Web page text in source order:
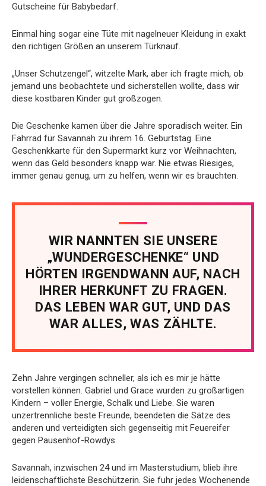
Gutscheine für Babybedarf.
Einmal hing sogar eine Tüte mit nagelneuer Kleidung in exakt
den richtigen Größen an unserem Türknauf.
„Unser Schutzengel“, witzelte Mark, aber ich fragte mich, ob
jemand uns beobachtete und sicherstellen wollte, dass wir
diese kostbaren Kinder gut großzogen.
Die Geschenke kamen über die Jahre sporadisch weiter. Ein
Fahrrad für Savannah zu ihrem 16. Geburtstag. Eine
Geschenkkarte für den Supermarkt kurz vor Weihnachten,
wenn das Geld besonders knapp war. Nie etwas Riesiges,
immer genau genug, um zu helfen, wenn wir es brauchten.
WIR NANNTEN SIE UNSERE
„WUNDERGESCHENKE“ UND
HÖRTEN IRGENDWANN AUF, NACH
IHRER HERKUNFT ZU FRAGEN.
DAS LEBEN WAR GUT, UND DAS
WAR ALLES, WAS ZÄHLTE.
Zehn Jahre vergingen schneller, als ich es mir je hätte
vorstellen können. Gabriel und Grace wurden zu großartigen
Kindern – voller Energie, Schalk und Liebe. Sie waren
unzertrennliche beste Freunde, beendeten die Sätze des
anderen und verteidigten sich gegenseitig mit Feuereifer
gegen Pausenhof-Rowdys.
Savannah, inzwischen 24 und im Masterstudium, blieb ihre
leidenschaftlichste Beschützerin. Sie fuhr jedes Wochenende